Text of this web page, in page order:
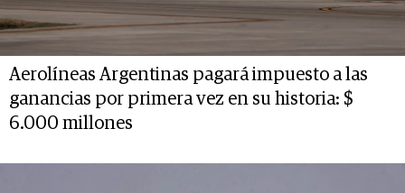
Aerolíneas Argentinas pagará impuesto a las
ganancias por primera vez en su historia: $
6.000 millones